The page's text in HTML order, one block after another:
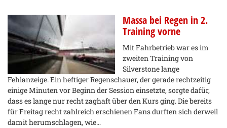
Massa bei Regen in 2.
Training vorne
Mit Fahrbetrieb war es im
zweiten Training von
Silverstone lange
Fehlanzeige. Ein heftiger Regenschauer, der gerade rechtzeitig
einige Minuten vor Beginn der Session einsetzte, sorgte dafür,
dass es lange nur recht zaghaft über den Kurs ging. Die bereits
für Freitag recht zahlreich erschienen Fans durften sich derweil
damit herumschlagen, wie…